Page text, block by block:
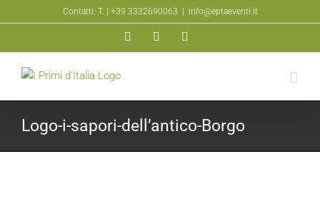
al
Contatti: T. | +39 3332690063 info@eptaeventi.it
FacebookYouTube
Logo-i-sapori-dell’antico-Borgo